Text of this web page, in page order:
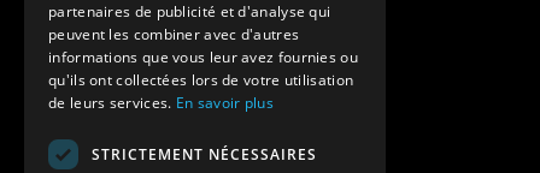
Vacances Adaptées Adulte Supernova
partenaires de publicité et d'analyse qui
peuvent les combiner avec d'autres
informations que vous leur avez fournies ou
qu'ils ont collectées lors de votre utilisation
de leurs services. En savoir plus
STRICTEMENT NÉCESSAIRES